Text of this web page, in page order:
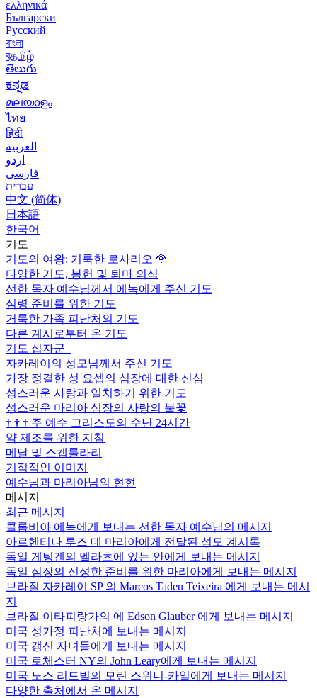
ελληνικά
Български
Русский
বাংলা
বதமிழ்
తెలుగు
ಕನ್ನಡ
മലയാളം
ไทย
हिंदी
العربية
اردو
فارسی
עִברִית
中文 (简体)
日本語
한국어
기도
기도의 여왕: 거룩한 로사리오 🌹
다양한 기도, 봉헌 및 퇴마 의식
선한 목자 예수님께서 에녹에게 주신 기도
심령 준비를 위한 기도
거룩한 가족 피난처의 기도
다른 계시로부터 온 기도
기도 십자군
자카레이의 성모님께서 주신 기도
가장 정결한 성 요셉의 심장에 대한 신심
성스러운 사랑과 일치하기 위한 기도
성스러운 마리아 심장의 사랑의 불꽃
† † † 주 예수 그리스도의 수난 24시간
약 제조를 위한 지침
메달 및 스캡룰라리
기적적인 이미지
예수님과 마리아님의 현현
메시지
최근 메시지
콜롬비아 에녹에게 보내는 선한 목자 예수님의 메시지
아르헨티나 루즈 데 마리아에게 전달된 성모 계시록
독일 게팅겐의 멜라츠에 있는 안에게 보내는 메시지
독일 심장의 신성한 준비를 위한 마리아에게 보내는 메시지
브라질 자카레이 SP 의 Marcos Tadeu Teixeira 에게 보내는 메시
지
브라질 이타피랑가의 에 Edson Glauber 에게 보내는 메시지
미국 성가정 피난처에 보내는 메시지
미국 갱신 자녀들에게 보내는 메시지
미국 로체스터 NY의 John Leary에게 보내는 메시지
미국 노스 리드빌의 모린 스위니-카일에게 보내는 메시지
다양한 출처에서 온 메시지